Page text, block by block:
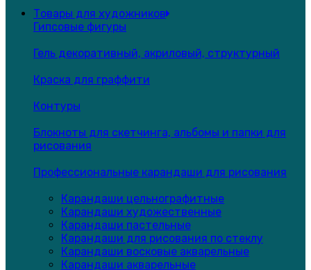
Товары для художников
Гипсовые фигуры
Гель декоративный, акриловый, структурный
Краска для граффити
Контуры
Блокноты для скетчинга, альбомы и папки для
рисования
Профессиональные карандаши для рисования
Карандаши цельнографитные
Карандаши художественные
Карандаши пастельные
Карандаши для рисования по стеклу
Карандаши восковые акварельные
Карандаши акварельные